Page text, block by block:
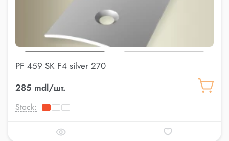
PF 459 SK F4 silver 270
285 mdl/шт.
Stock: